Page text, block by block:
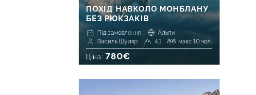
ПОХІД НАВКОЛО МОНБЛАНУ
БЕЗ РЮКЗАКІВ
Під замовлення
Альпи
Василь Шуляр
4.1 макс 10 чол.
Ціна: 780€